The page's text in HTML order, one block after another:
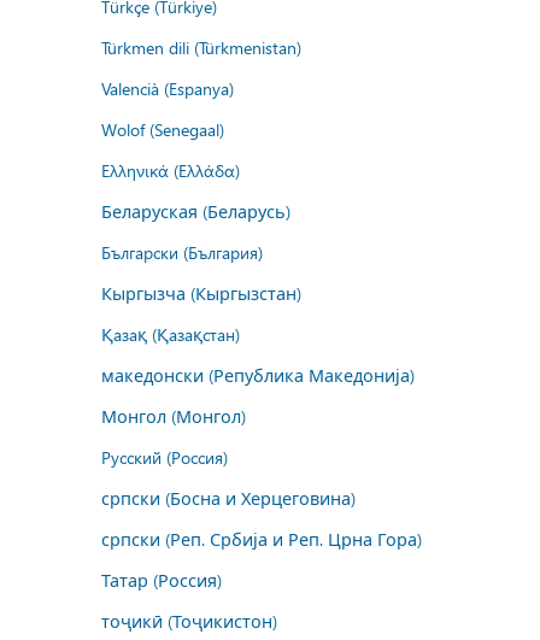
Türkçe (Türkiye)
Türkmen dili (Türkmenistan)
Valencià (Espanya)
Wolof (Senegaal)
Ελληνικά (Ελλάδα)
Беларуская (Беларусь)
Български (България)
Кыргызча (Кыргызстан)
Қазақ (Қазақстан)
македонски (Република Македонија)
Монгол (Монгол)
Русский (Россия)
српски (Босна и Херцеговина)
српски (Реп. Србија и Реп. Црна Гора)
Татар (Россия)
тоҷикӣ (Тоҷикистон)